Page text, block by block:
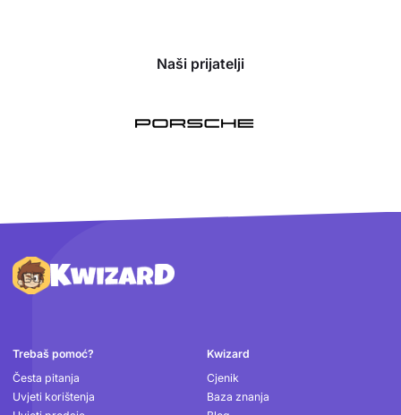
Naši prijatelji
Podnožje
Trebaš pomoć?
Česta pitanja
Uvjeti korištenja
Kwizard
Cjenik
Baza znanja